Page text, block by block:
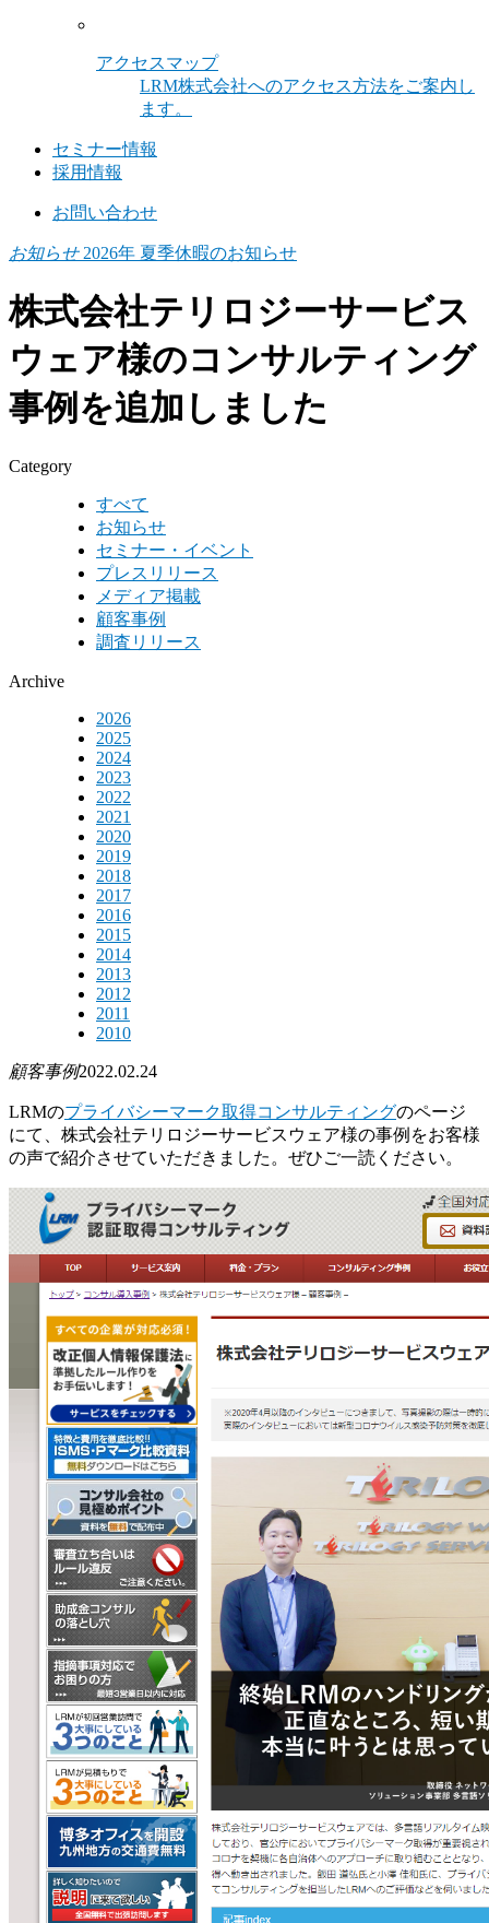
アクセスマップ
LRM株式会社へのアクセス方法をご案内し
ます。
セミナー情報
採用情報
お問い合わせ
お知らせ2026年 夏季休暇のお知らせ
株式会社テリロジーサービス
ウェア様のコンサルティング
事例を追加しました
Category
すべて
お知らせ
セミナー・イベント
プレスリリース
メディア掲載
顧客事例
調査リリース
Archive
2026
2025
2024
2023
2022
2021
2020
2019
2018
2017
2016
2015
2014
2013
2012
2011
2010
顧客事例2022.02.24
LRMのプライバシーマーク取得コンサルティングのページ
にて、株式会社テリロジーサービスウェア様の事例をお客様
の声で紹介させていただきました。ぜひご一読ください。